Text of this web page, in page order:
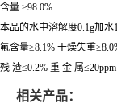
含量:≥98.0%
本品的水中溶解度0.1g加水
氟含量≥8.1% 干燥失重
残 渣≤0.2% 重 金 属≤20ppm
相关产品：